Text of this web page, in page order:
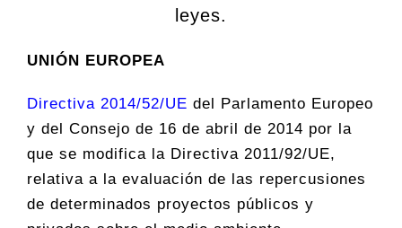
leyes.
UNIÓN EUROPEA
Directiva 2014/52/UE del Parlamento Europeo
y del Consejo de 16 de abril de 2014 por la
que se modifica la Directiva 2011/92/UE,
relativa a la evaluación de las repercusiones
de determinados proyectos públicos y